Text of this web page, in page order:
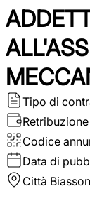
Tipo di
Codice
Data di
Città